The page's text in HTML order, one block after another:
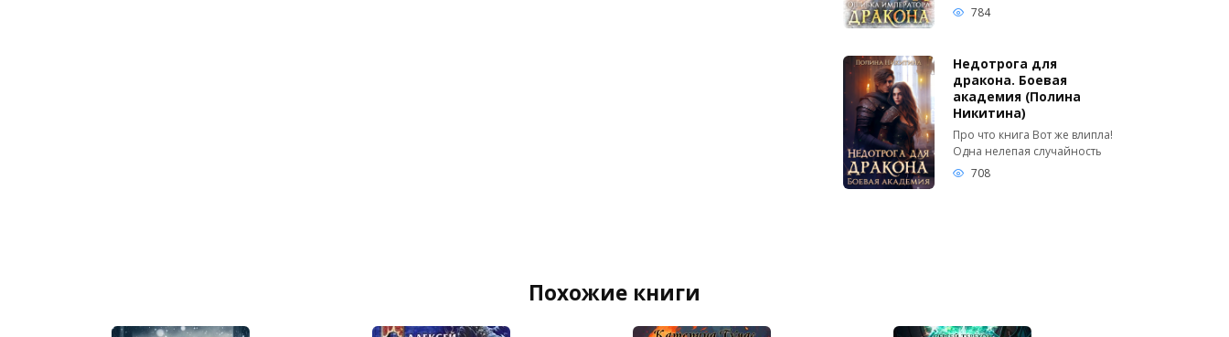
784
Недотрога для
дракона. Боевая
академия (Полина
Никитина)
Про что книга Вот же влипла!
Одна нелепая случайность
708
Похожие книги